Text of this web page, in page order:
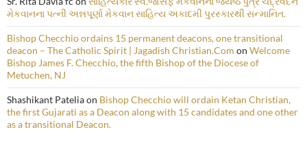
મેકવાનના પત્ની અન્નપૂર્ણા મેકવાન સાહિત્ય અકાદમી પુરસ્કારથી સન્માનિત.
Bishop Checchio ordains 15 permanent deacons, one transitional
deacon – The Catholic Spirit | Jagadish Christian.Com on Welcome
Bishop James F. Checchio, the fifth Bishop of the Diocese of
Metuchen, NJ
Shashikant Pateliaon Bishop Checchio will ordain Ketan Christian,
the first Gujarati as a Deacon along with 15 candidates and one other
as a transitional Deacon.